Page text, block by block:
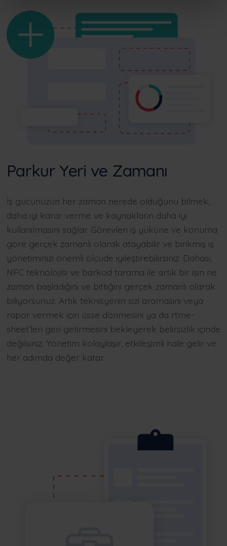
Parkur Yeri ve Zamanı
İş gücünüzün her zaman nerede olduğunu bilmek,
daha iyi karar verme ve kaynakların daha iyi
kullanılmasını sağlar. Görevleri iş yüküne ve konuma
göre gerçek zamanlı olarak atayabilir ve birikmiş iş
yönetiminizi önemli ölçüde iyileştirebilirsiniz. Dahası,
NFC teknolojisi ve barkod tarama ile artık bir işin ne
zaman başladığını ve bittiğini gerçek zamanlı olarak
biliyorsunuz. Artık teknisyenin sizi aramasını veya
rapor vermek için üsse dönmesini ya da rtme-
sheet’leri geri getirmesini bekleyerek belirsizlik içinde
değilsiniz. Yönetim kolaylaşır, etkileşimli hale gelir ve
her adımda değer katar.